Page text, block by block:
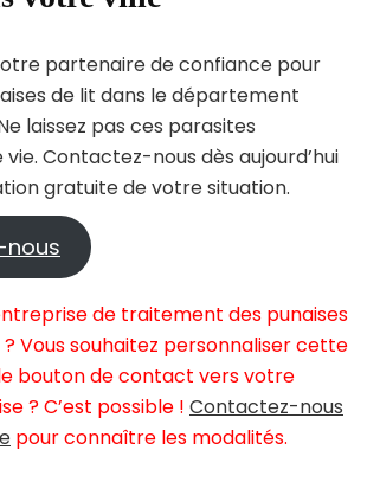
partenaire de confiance pour
de lit dans le département
laissez pas ces parasites
Contactez-nous dès aujourd’hui
gratuite de votre situation.
de traitement des punaises
Vous souhaitez personnaliser cette
bouton de contact vers votre
? C’est possible ! Contactez-nous
pour connaître les modalités.